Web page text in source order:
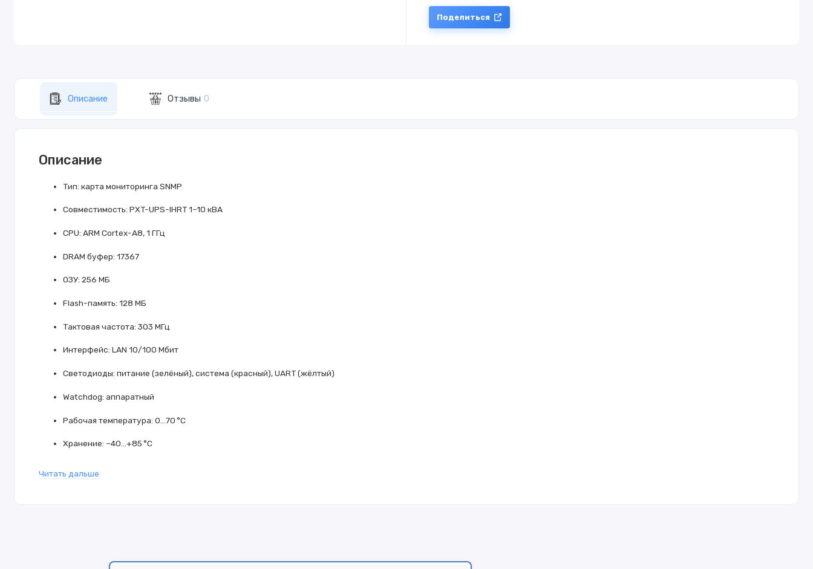
Поделиться
Описание Отзывы 0
Описание
Тип: карта мониторинга SNMP
Совместимость: PXT-UPS-IHRT 1–10 кВА
CPU: ARM Cortex-A8, 1 ГГц
DRAM буфер: 17367
ОЗУ: 256 МБ
Flash-память: 128 МБ
Тактовая частота: 303 МГц
Интерфейс: LAN 10/100 Мбит
Светодиоды: питание (зелёный), система (красный), UART (жёлтый)
Watchdog: аппаратный
Рабочая температура: 0…70 °C
Хранение: –40…+85 °C
Читать дальше